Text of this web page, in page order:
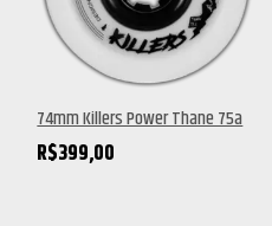
74mm Killers Power Thane 75a
R$399,00